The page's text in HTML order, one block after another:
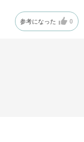
参考になった 0